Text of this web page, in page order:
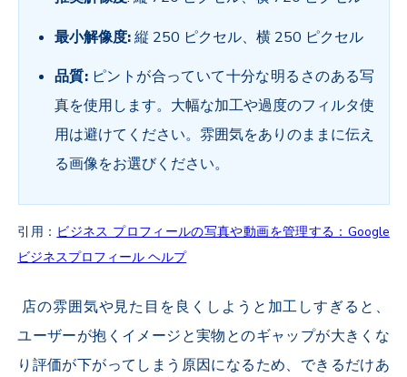
最小解像度:縦 250 ピクセル、横 250 ピクセル
品質: ピントが合っていて十分な明るさのある写
真を使用します。大幅な加工や過度のフィルタ使
用は避けてください。雰囲気をありのままに伝え
る画像をお選びください。
引用： ビジネス プロフィールの写真や動画を管理する：Google
ビジネスプロフィール ヘルプ
店の雰囲気や見た目を良くしようと加工しすぎると、
ユーザーが抱くイメージと実物とのギャップが大きくな
り評価が下がってしまう原因になるため、できるだけあ